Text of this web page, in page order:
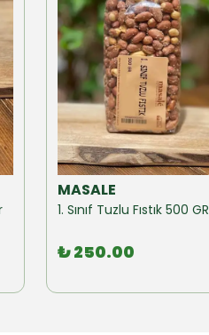
MASALE
1. Sınıf Tuzlu Fıstık 500 GR
₺ 250.00